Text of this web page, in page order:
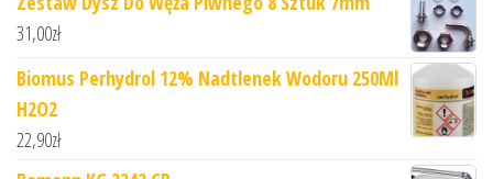
31,00zł
Biomus Perhydrol 12% Nadtlenek Wodoru 250Ml
H2O2
22,90zł